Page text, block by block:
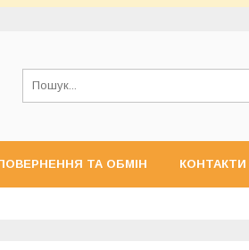
ТА ОБМІН КОНТАКТИ